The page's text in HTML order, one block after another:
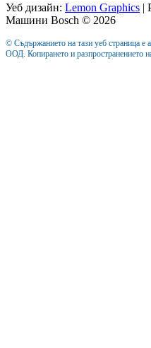
Уеб дизайн: Lemon Graphics |
Машини Bosch © 2026
© Съдържанието на тази уеб страница е
ООД. Копирането и разпространението